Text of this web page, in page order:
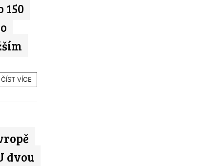
150
ČÍST VÍCE
dvou